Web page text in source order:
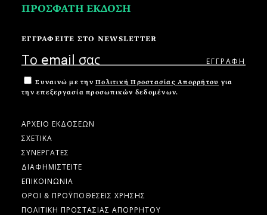
ΠΡΟΣΦΑΤΗ ΕΚΔΟΣΗ
ΕΓΓΡΑΦΕΙΤΕ ΣΤΟ NEWSLETTER
Συναινώ με την Πολιτική Προστασίας Απορρήτου για
την επεξεργασία προσωπικών δεδομένων.
ΑΡΧΕΙΟ ΕΚΔΟΣΕΩΝ
ΣΧΕΤΙΚΑ
ΣΥΝΕΡΓΑΤΕΣ
ΔΙΑΦΗΜΙΣΤΕΙΤΕ
ΕΠΙΚΟΙΝΩΝΙΑ
ΟΡΟΙ & ΠΡΟΫΠΟΘΕΣΕΙΣ ΧΡΗΣΗΣ
ΠΟΛΙΤΙΚΗ ΠΡΟΣΤΑΣΙΑΣ ΑΠΟΡΡΗΤΟΥ